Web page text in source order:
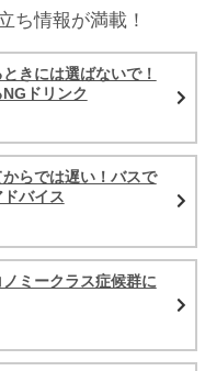
ち情報が満載！
きには選ばないで！
ドリンク
らでは遅い！バスで
バイス
ミークラス症候群に